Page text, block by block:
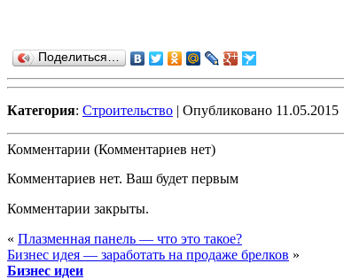
Поделиться…
Категория: Строительство | Опубликовано 11.05.2015
Комментарии (Комментариев нет)
Комментариев нет. Ваш будет первым
Комментарии закрыты.
« Плазменная панель — что это такое?
Бизнес идея — заработать на продаже брелков »
Бизнес идеи